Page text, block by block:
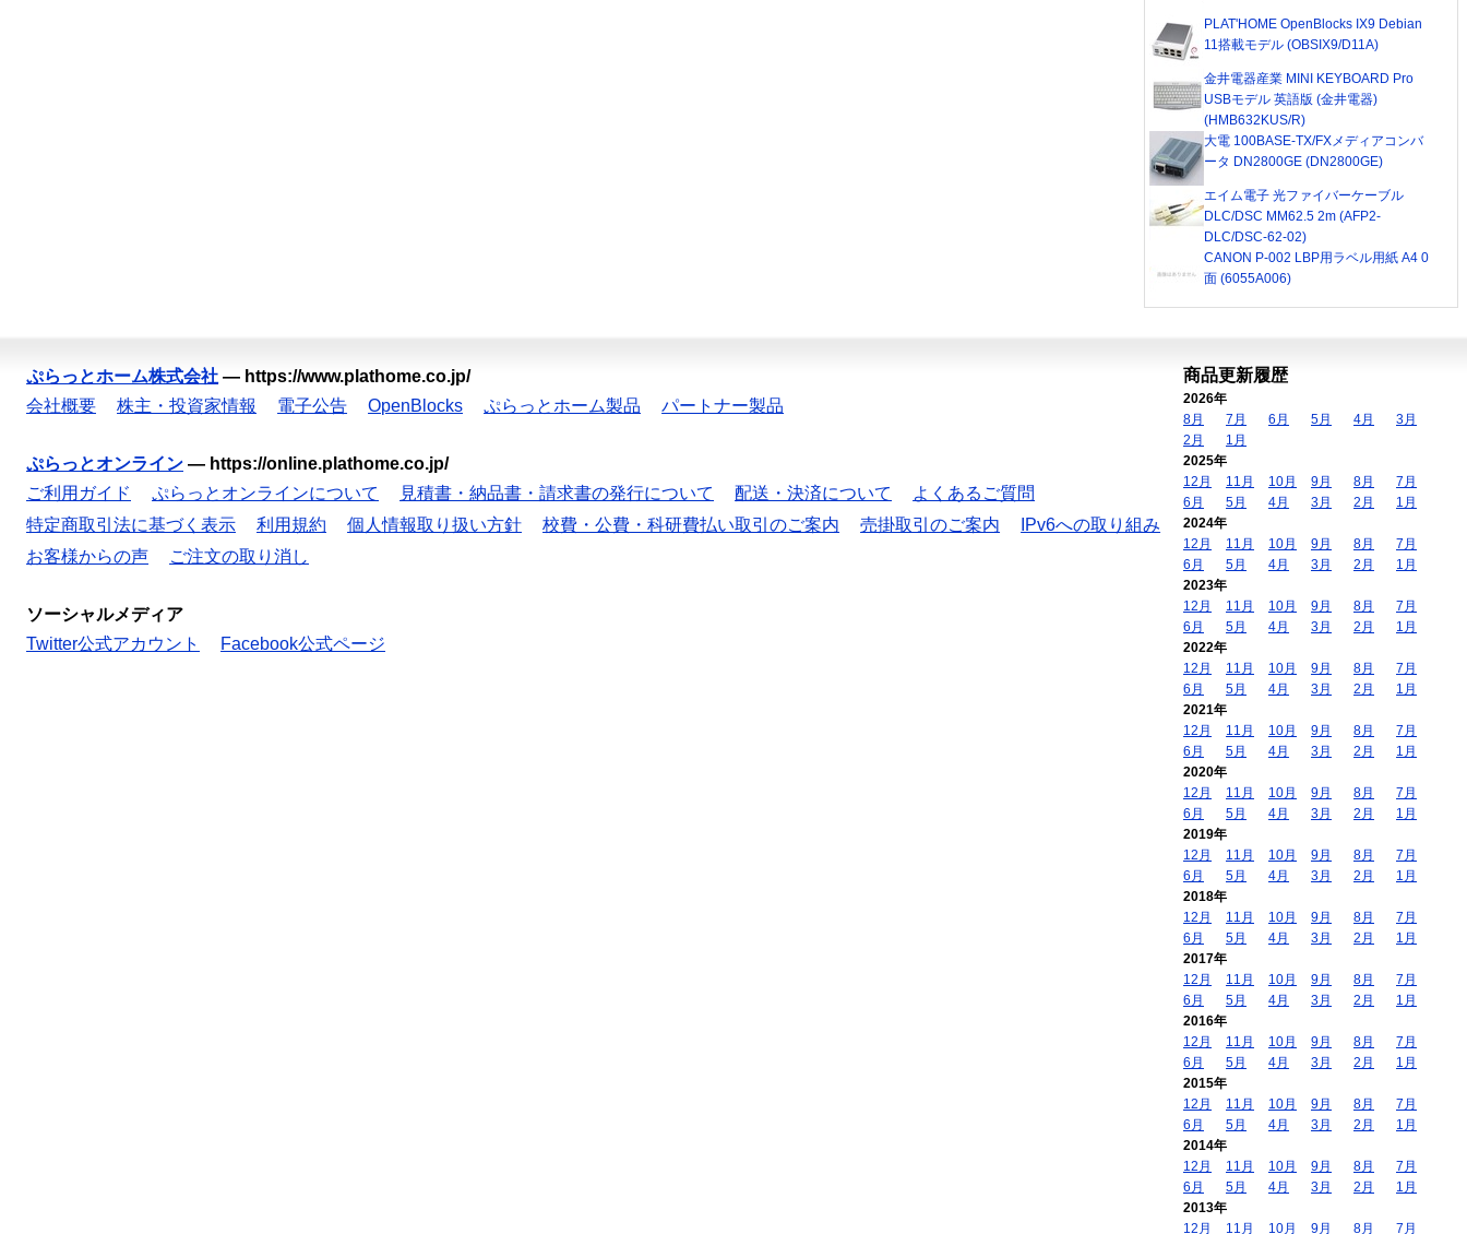
PLAT'HOME OpenBlocks IX9 Debian
11搭載モデル (OBSIX9/D11A)
金井電器産業 MINI KEYBOARD Pro
USBモデル 英語版 (金井電器)
(HMB632KUS/R)
大電 100BASE-TX/FXメディアコンバ
ータ DN2800GE (DN2800GE)
エイム電子 光ファイバーケーブル
DLC/DSC MM62.5 2m (AFP2-
DLC/DSC-62-02)
CANON P-002 LBP用ラベル用紙 A4 0
面 (6055A006)
ぷらっとホーム株式会社 — https://www.plathome.co.jp/
会社概要
株主・投資家情報 電子公告 OpenBlocks ぷらっとホーム製品 パートナー製品
ぷらっとオンライン — https://online.plathome.co.jp/
ご利用ガイド
ぷらっとオンラインについて 見積書・納品書・請求書の発行について 配送・決済について
よくあるご質問
特定商取引法に基づく表示
利用規約 個人情報取り扱い方針 校費・公費・科研費払い取引のご案内 売掛取引のご案内
IPv6への取り組み
お客様からの声
ご注文の取り消し
ソーシャルメディア
Twitter公式アカウント
Facebook公式ページ
商品更新履歴
2026年
8月
7月 6月 5月 4月
3月
2月
1月
2025年
12月
11月 10月 9月 8月
7月
6月
5月 4月 3月 2月
1月
2024年
12月
11月 10月 9月 8月
7月
6月
5月 4月 3月 2月
1月
2023年
12月
11月 10月 9月 8月
7月
6月
5月 4月 3月 2月
1月
2022年
12月
11月 10月 9月 8月
7月
6月
5月 4月 3月 2月
1月
2021年
12月
11月 10月 9月 8月
7月
6月
5月 4月 3月 2月
1月
2020年
12月
11月 10月 9月 8月
7月
6月
5月 4月 3月 2月
1月
2019年
12月
11月 10月 9月 8月
7月
6月
5月 4月 3月 2月
1月
2018年
12月
11月 10月 9月 8月
7月
6月
5月 4月 3月 2月
1月
2017年
12月
11月 10月 9月 8月
7月
6月
5月 4月 3月 2月
1月
2016年
12月
11月 10月 9月 8月
7月
6月
5月 4月 3月 2月
1月
2015年
12月
11月 10月 9月 8月
7月
6月
5月 4月 3月 2月
1月
2014年
12月
11月 10月 9月 8月
7月
6月
5月 4月 3月 2月
1月
2013年
12月
11月 10月 9月 8月 7月